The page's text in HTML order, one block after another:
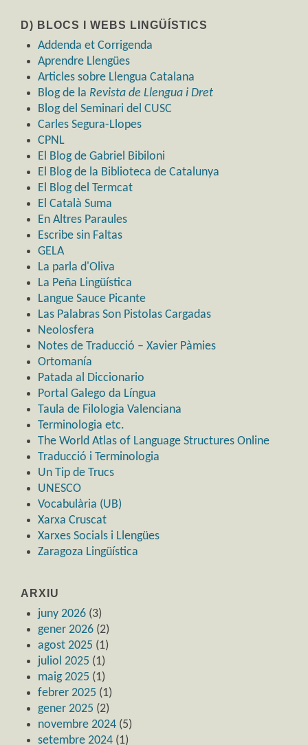
D) BLOCS I WEBS LINGÜÍSTICS
Addenda et Corrigenda
Aprendre Llengües
Articles sobre Llengua Catalana
Blog de la Revista de Llengua i Dret
Blog del Seminari del CUSC
Carles Segura-Llopes
CPNL
El Blog de Gabriel Bibiloni
El Blog de la Biblioteca de Catalunya
El Blog del Termcat
El Català Suma
En Altres Paraules
Escribe sin Faltas
GELA
La parla d'Oliva
La Peña Lingüística
Langue Sauce Picante
Las Palabras Son Pistolas Cargadas
Neolosfera
Notes de Traducció – Xavier Pàmies
Ortomanía
Patada al Diccionario
Portal Galego da Língua
Taula de Filologia Valenciana
Terminologia etc.
The World Atlas of Language Structures Online
Traducció i Terminologia
Un Tip de Trucs
UNESCO
Vocabulària (UB)
Xarxa Cruscat
Xarxes Socials i Llengües
Zaragoza Lingüística
ARXIU
juny 2026 (3)
gener 2026 (2)
agost 2025 (1)
juliol 2025 (1)
maig 2025 (1)
febrer 2025 (1)
gener 2025 (2)
novembre 2024 (5)
setembre 2024 (1)